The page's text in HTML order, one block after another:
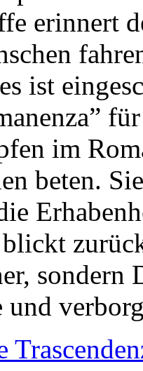
erinnert
ist
im
beten.
sondern